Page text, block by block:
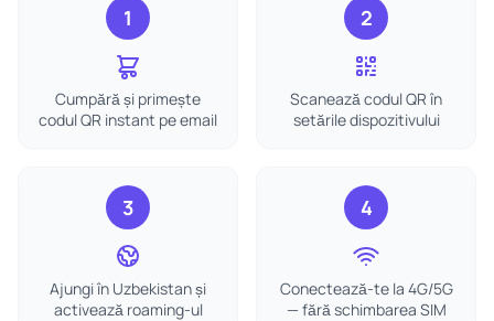
1
Cumpără și primește
codul QR instant pe email
2
Scanează codul QR în
setările dispozitivului
3
Ajungi în Uzbekistan și
activează roaming-ul
4
Conectează-te la 4G/5G
— fără schimbarea SIM